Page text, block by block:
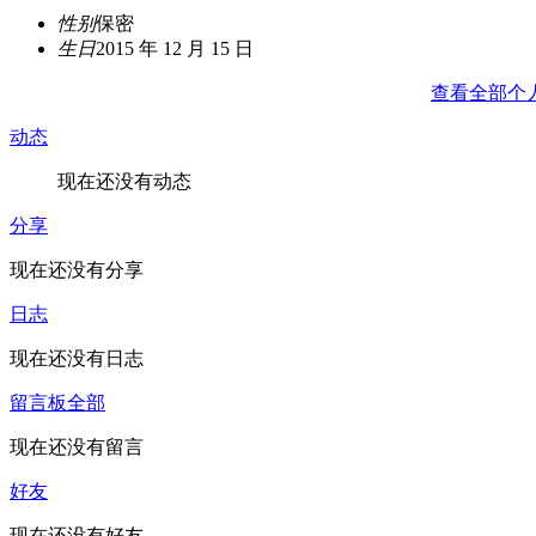
性别保密
生日2015 年 12 月 15 日
查看全部个
动态
现在还没有动态
分享
现在还没有分享
日志
现在还没有日志
留言板全部
现在还没有留言
好友